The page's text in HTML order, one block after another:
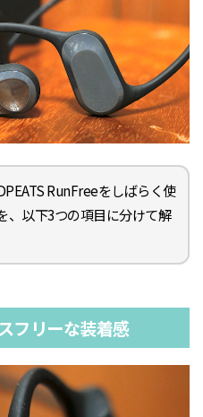
RunFreeをしばらく使
、以下3つの項目に分けて解
フリーな装着感